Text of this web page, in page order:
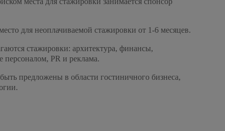
для неоплачиваемой стажировки от 1-6 месяцев.
стажировки: архитектура, финансы,
персоналом, PR и реклама.
предложены в области гостиничного бизнеса,